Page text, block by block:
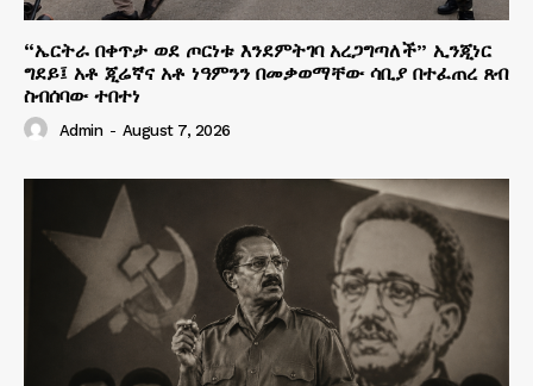
“ኤርትራ በቀጥታ ወደ ጦርነቱ እንደምትገባ አረጋግጣለች” ኢንጂነር
ግደይ፤ አቶ ጂሬኛና አቶ ነዓምንን በመቃወማቸው ሳቢያ በተፈጠረ ጸብ
ስብሰባው ተበተነ
Admin - August 7, 2026